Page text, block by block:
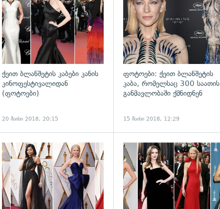
ქეით ბლანშეტის კაბები კანის
კინოფესტივალიდან
(ფოტოები)
20 მაისი 2018, 20:15
ფოტოები: ქეით ბლანშეტის
კაბა, რომელსაც 300 საათის
განმავლობაში ქმნიდნენ
15 მაისი 2018, 12:29
გადახედვა გადახედვა